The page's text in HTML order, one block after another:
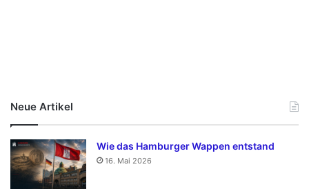
Neue Artikel
Wie das Hamburger Wappen entstand
16. Mai 2026